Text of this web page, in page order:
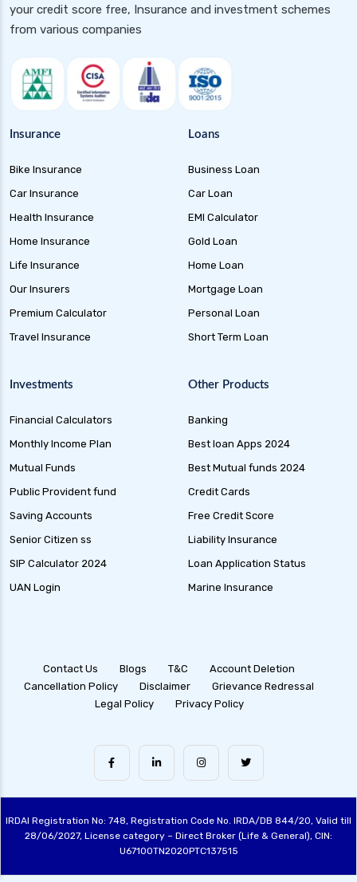
your credit score free, Insurance and investment schemes
from various companies
Insurance
Bike Insurance
Car Insurance
Health Insurance
Home Insurance
Life Insurance
Our Insurers
Premium Calculator
Travel Insurance
Loans
Business Loan
Car Loan
EMI Calculator
Gold Loan
Home Loan
Mortgage Loan
Personal Loan
Short Term Loan
Investments
Financial Calculators
Monthly Income Plan
Mutual Funds
Public Provident fund
Saving Accounts
Senior Citizen ss
SIP Calculator 2024
UAN Login
Other Products
Banking
Best loan Apps 2024
Best Mutual funds 2024
Credit Cards
Free Credit Score
Liability Insurance
Loan Application Status
Marine Insurance
Contact Us Blogs T&C
Account Deletion
Cancellation Policy
Disclaimer
Grievance Redressal
Legal Policy
Privacy Policy
IRDAI Registration No: 748, Registration Code No. IRDA/DB 844/20, Valid till
28/06/2027, License category – Direct Broker (Life & General), CIN:
U67100TN2020PTC137515